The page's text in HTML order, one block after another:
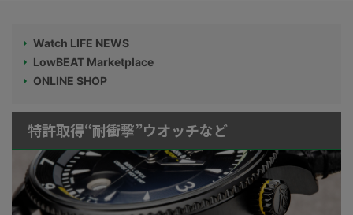
Watch LIFE NEWS
LowBEAT Marketplace
ONLINE SHOP
特許取得“耐衝撃”ウオッチなど